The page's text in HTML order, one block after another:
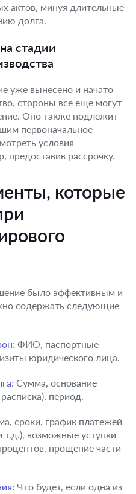
актов, минуя длительные
долга.
стадии
уже вынесено и начато
стороны все еще могут
Оно также подлежит
первоначальное
условия
предоставив рассрочку.
которые
было эффективным и
содержать следующие
ФИО, паспортные
юридического лица.
Сумма, основание
период.
сроки, график платежей
возможные уступки
прощение части
Что будет, если одна из